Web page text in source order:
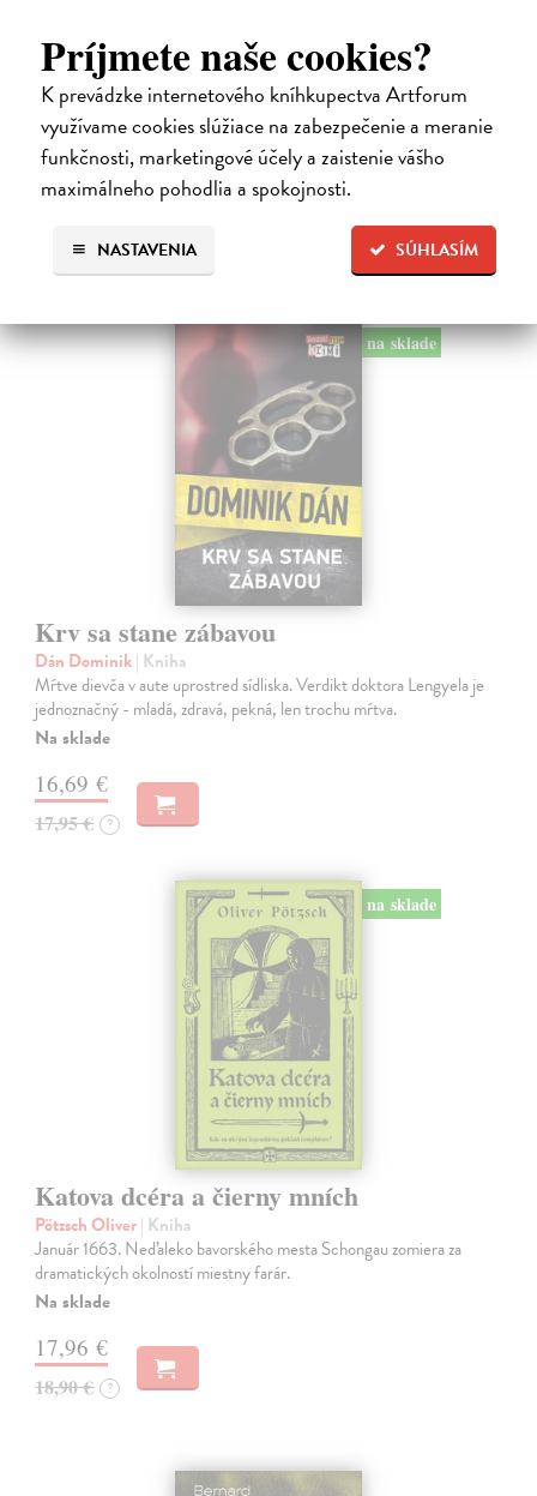
Príjmete naše cookies?
K prevádzke internetového kníhkupectva Artforum
využívame cookies slúžiace na zabezpečenie a meranie
funkčnosti, marketingové účely a zaistenie vášho
maximálneho pohodlia a spokojnosti.
SÚHLASÍM
NASTAVENIA
Sagitarius Petr| Kniha
Tramwaj Cafe je kavárna v polském Těšíně a zároveň místo, kde se
sbíhají všechny nitky související s dalším brutálním zločinem, který
musí vyřešit Roman Saran, major ostravské kriminálky, a jeho tým.
Jak…
Zasielame do 12 dní
16,40 € ?
na sklade
Krv sa stane zábavou
Dán Dominik| Kniha
Mŕtve dievča v aute uprostred sídliska. Verdikt doktora Lengyela je
jednoznačný - mladá, zdravá, pekná, len trochu mŕtva.
Na sklade
16,69 €
17,95 € ?
na sklade
Katova dcéra a čierny mních
Pötzsch Oliver| Kniha
Január 1663. Neďaleko bavorského mesta Schongau zomiera za
dramatických okolností miestny farár.
Na sklade
17,96 €
18,90 € ?